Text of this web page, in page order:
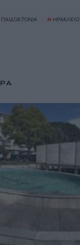
ΠΑΙΔΟΚΤΟΝΙΑ # ΗΡΑΚΛΕΙΟ